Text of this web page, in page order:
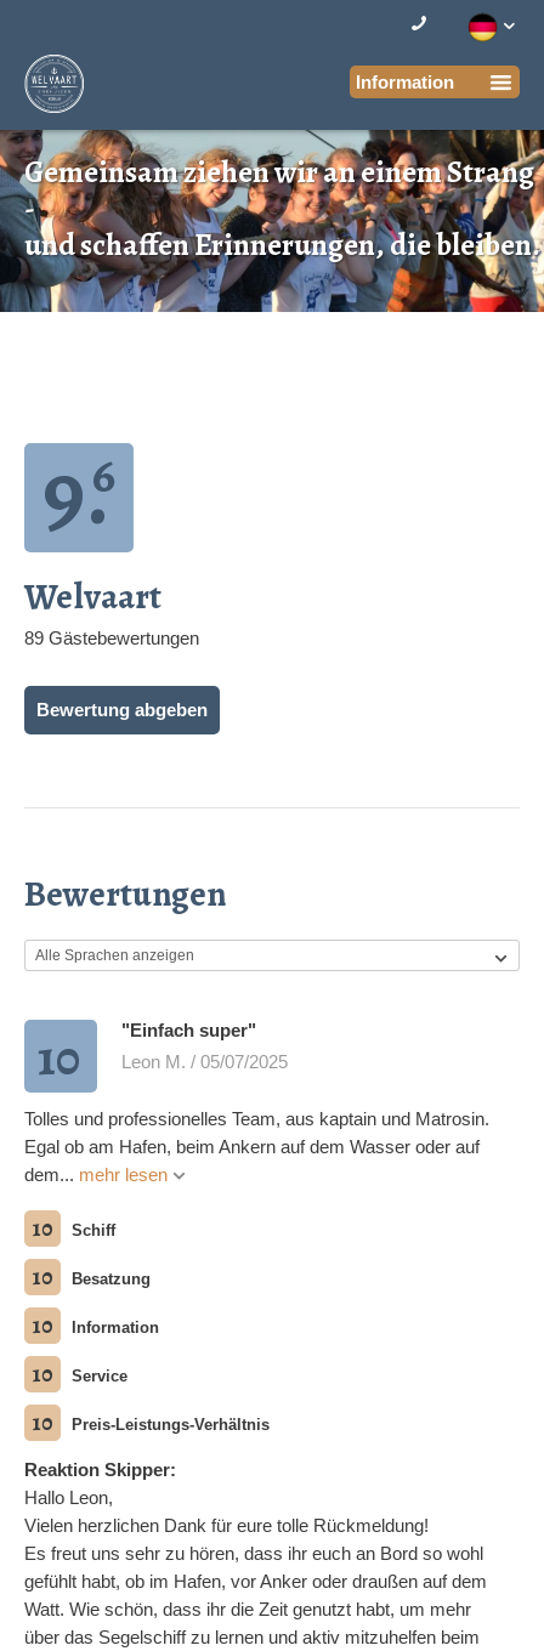
Gemeinsam ziehen wir an einem Strang
-
und schaffen Erinnerungen, die bleiben.
9.
6
Welvaart
89 Gästebewertungen
Bewertung abgeben
Bewertungen
10
"Einfach super"
Leon M. / 05/07/2025
Tolles und professionelles Team, aus kaptain und Matrosin.
Egal ob am Hafen, beim Ankern auf dem Wasser oder auf
dem... mehr lesen
10 Schiff
10 Besatzung
10 Information
10 Service
10 Preis-Leistungs-Verhältnis
Reaktion Skipper:
Hallo Leon,
Vielen herzlichen Dank für eure tolle Rückmeldung!
Es freut uns sehr zu hören, dass ihr euch an Bord so wohl
gefühlt habt, ob im Hafen, vor Anker oder draußen auf dem
Watt. Wie schön, dass ihr die Zeit genutzt habt, um mehr
über das Segelschiff zu lernen und aktiv mitzuhelfen beim